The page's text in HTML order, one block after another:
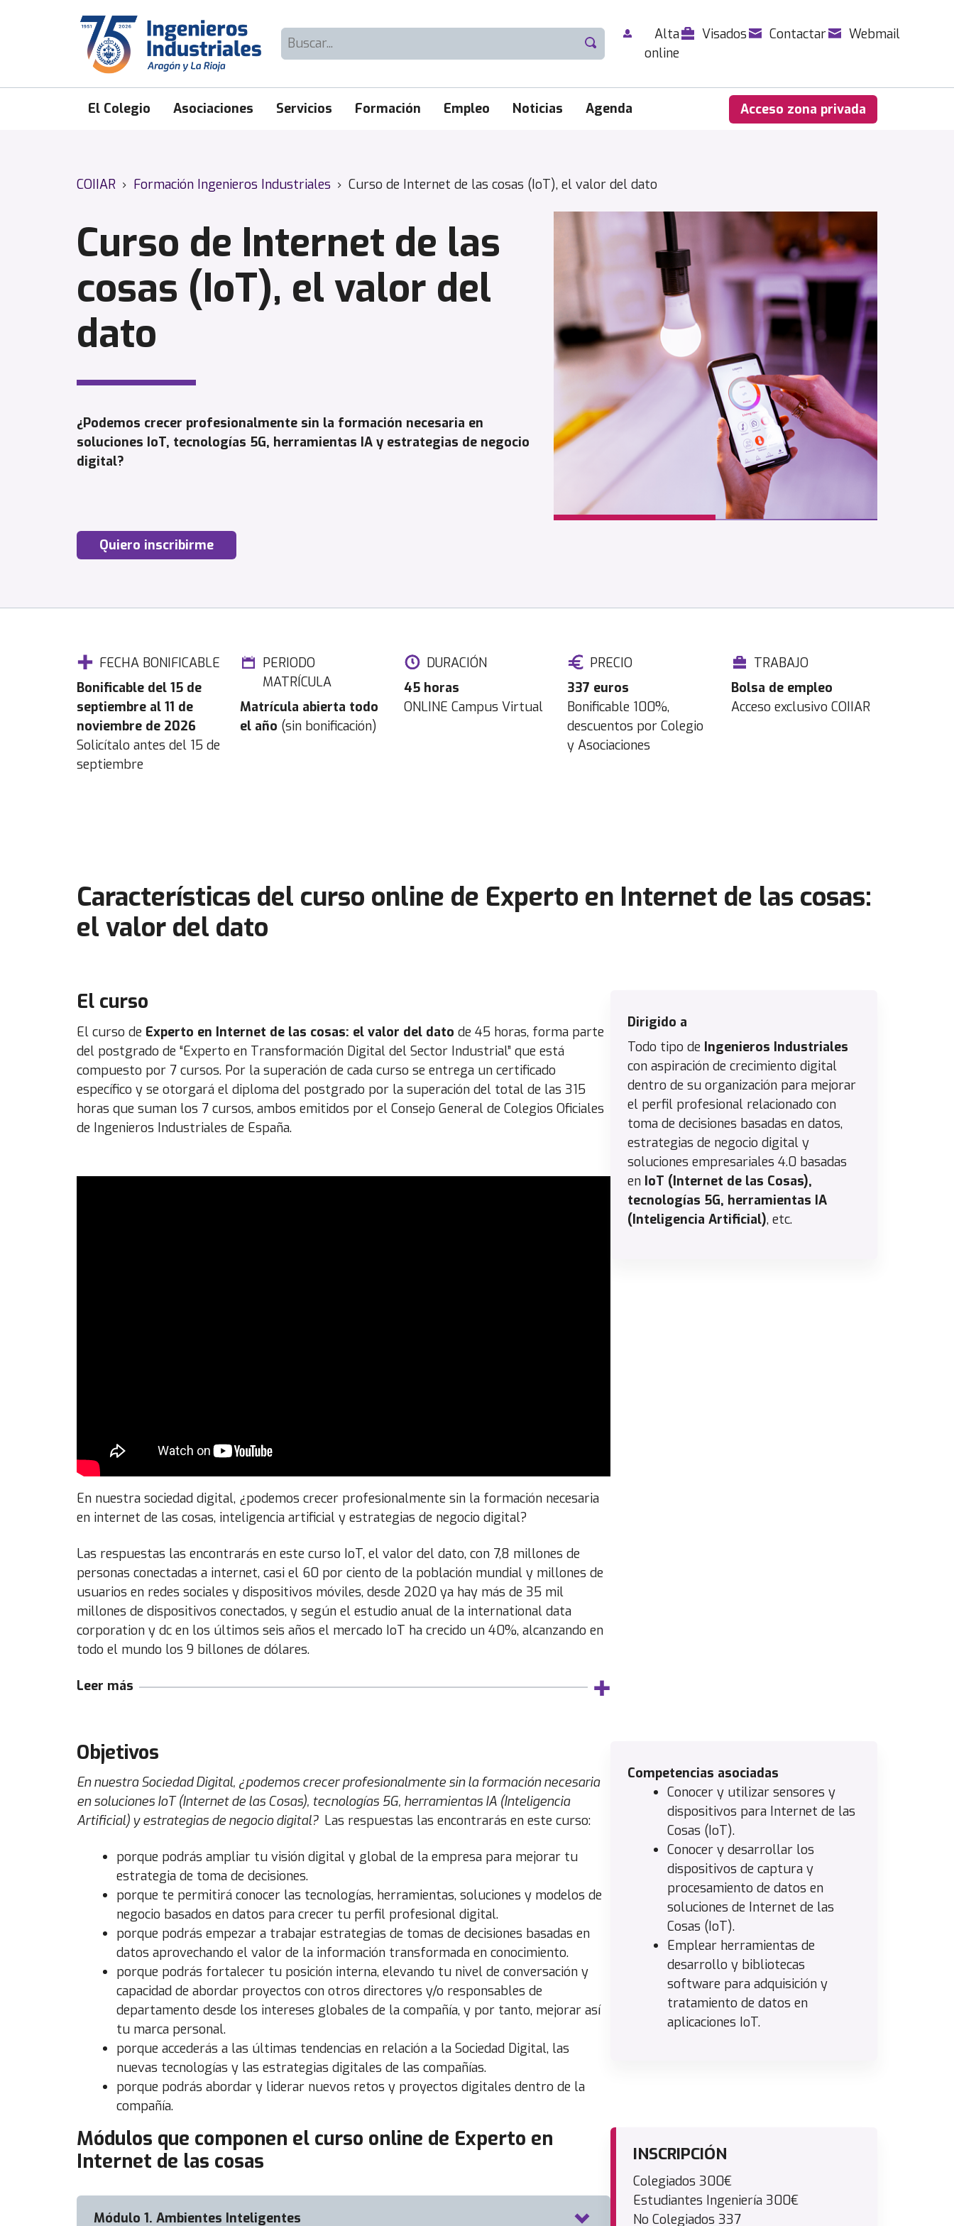
Buscar:
Alta
online
Visados Contactar Webmail
El Colegio Asociaciones Servicios Formación Empleo Noticias Agenda Acceso zona privada
COIIAR › Formación Ingenieros Industriales › Curso de Internet de las cosas (IoT), el valor del dato
Curso de Internet de las
cosas (IoT), el valor del
dato
¿Podemos crecer profesionalmente sin la formación necesaria en
soluciones IoT, tecnologías 5G, herramientas IA y estrategias de negocio
digital?
Quiero inscribirme
FECHA BONIFICABLE
Bonificable del 15 de
septiembre al 11 de
noviembre de 2026
Solicítalo antes del 15 de
septiembre
PERIODO
MATRÍCULA
Matrícula abierta todo
el año (sin bonificación)
DURACIÓN
45 horas
ONLINE Campus Virtual
PRECIO
337 euros
Bonificable 100%,
descuentos por Colegio
y Asociaciones
TRABAJO
Bolsa de empleo
Acceso exclusivo COIIAR
Características del curso online de Experto en Internet de las cosas:
el valor del dato
El curso
El curso de Experto en Internet de las cosas: el valor del dato de 45 horas, forma parte
del postgrado de “Experto en Transformación Digital del Sector Industrial” que está
compuesto por 7 cursos. Por la superación de cada curso se entrega un certificado
específico y se otorgará el diploma del postgrado por la superación del total de las 315
horas que suman los 7 cursos, ambos emitidos por el Consejo General de Colegios Oficiales
de Ingenieros Industriales de España.
En nuestra sociedad digital, ¿podemos crecer profesionalmente sin la formación necesaria
en internet de las cosas, inteligencia artificial y estrategias de negocio digital?
Las respuestas las encontrarás en este curso IoT, el valor del dato, con 7,8 millones de
personas conectadas a internet, casi el 60 por ciento de la población mundial y millones de
usuarios en redes sociales y dispositivos móviles, desde 2020 ya hay más de 35 mil
millones de dispositivos conectados, y según el estudio anual de la international data
corporation y dc en los últimos seis años el mercado IoT ha crecido un 40%, alcanzando en
todo el mundo los 9 billones de dólares.
Leer más
Dirigido a
Todo tipo de Ingenieros Industriales
con aspiración de crecimiento digital
dentro de su organización para mejorar
el perfil profesional relacionado con
toma de decisiones basadas en datos,
estrategias de negocio digital y
soluciones empresariales 4.0 basadas
enIoT (Internet de las Cosas),
tecnologías 5G, herramientas IA
(Inteligencia Artificial), etc.
Objetivos
En nuestra Sociedad Digital, ¿podemos crecer profesionalmente sin la formación necesaria
en soluciones IoT (Internet de las Cosas), tecnologías 5G, herramientas IA (Inteligencia
Artificial) y estrategias de negocio digital? Las respuestas las encontrarás en este curso:
porque podrás ampliar tu visión digital y global de la empresa para mejorar tu
estrategia de toma de decisiones.
porque te permitirá conocer las tecnologías, herramientas, soluciones y modelos de
negocio basados en datos para crecer tu perfil profesional digital.
porque podrás empezar a trabajar estrategias de tomas de decisiones basadas en
datos aprovechando el valor de la información transformada en conocimiento.
porque podrás fortalecer tu posición interna, elevando tu nivel de conversación y
capacidad de abordar proyectos con otros directores y/o responsables de
departamento desde los intereses globales de la compañía, y por tanto, mejorar así
tu marca personal.
porque accederás a las últimas tendencias en relación a la Sociedad Digital, las
nuevas tecnologías y las estrategias digitales de las compañías.
porque podrás abordar y liderar nuevos retos y proyectos digitales dentro de la
compañía.
Competencias asociadas
Conocer y utilizar sensores y
dispositivos para Internet de las
Cosas (IoT).
Conocer y desarrollar los
dispositivos de captura y
procesamiento de datos en
soluciones de Internet de las
Cosas (IoT).
Emplear herramientas de
desarrollo y bibliotecas
software para adquisición y
tratamiento de datos en
aplicaciones IoT.
Módulos que componen el curso online de Experto en
Internet de las cosas
Módulo 1. Ambientes Inteligentes
INSCRIPCIÓN
Colegiados 300€
Estudiantes Ingeniería 300€
No Colegiados 337